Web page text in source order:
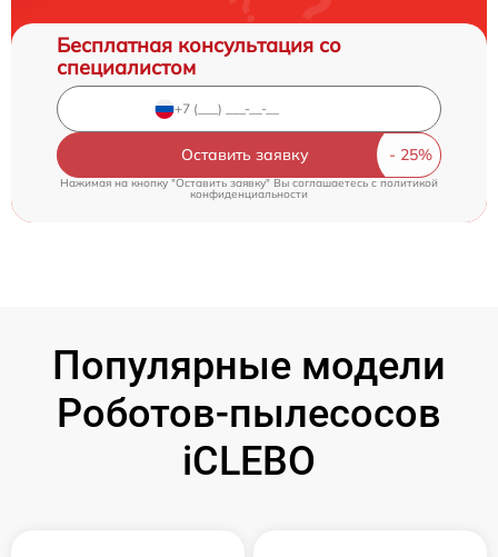
Бесплатная консультация со
специалистом
Оставить заявку
Нажимая на кнопку "Оставить заявку" Вы соглашаетесь cполитикой
конфиденциальности
Популярные модели
Роботов-пылесосов
iCLEBO